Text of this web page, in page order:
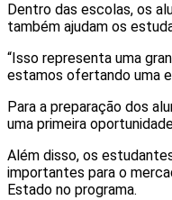
Dentro das escolas, os
também ajudam os
“Isso representa uma
estamos ofertando uma
Para a preparação dos
uma primeira
Além disso, os
importantes para o
Estado no programa.